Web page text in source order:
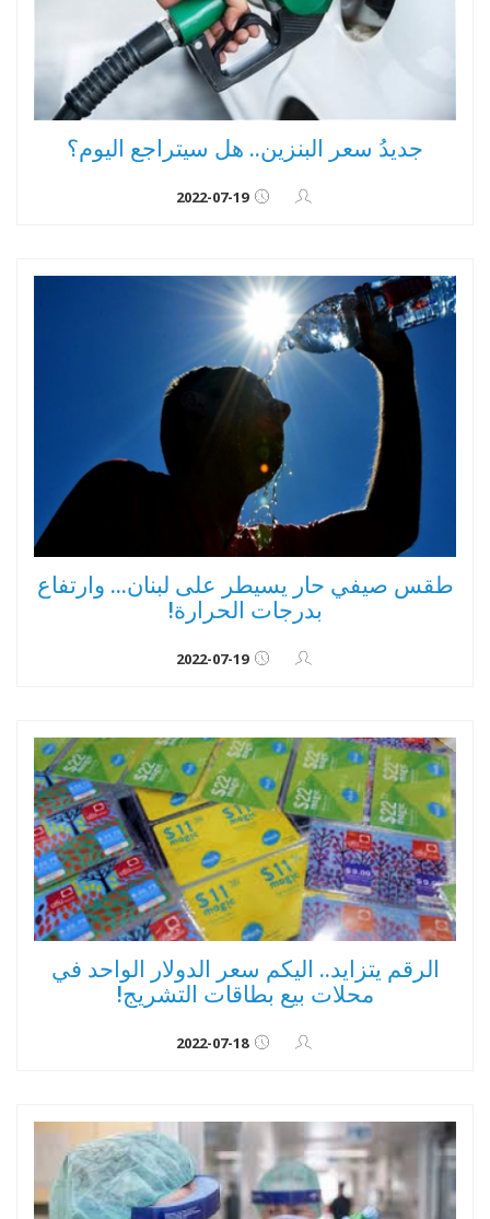
جديدُ سعر البنزين.. هل سيتراجع اليوم؟
2022-07-19
طقس صيفي حار يسيطر على لبنان... وارتفاع
بدرجات الحرارة!
2022-07-19
الرقم يتزايد.. اليكم سعر الدولار الواحد في
محلات بيع بطاقات التشريج!
2022-07-18